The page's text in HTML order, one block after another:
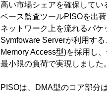
高い市場シェアを確保してい
ベース監査ツールPISOを出
ネットワーク上を流れるパケ
Symfoware Serverが利用す
Memory Access型)を採用し
最小限の負荷で実現しました。
PISOは、DMA型のコア部分